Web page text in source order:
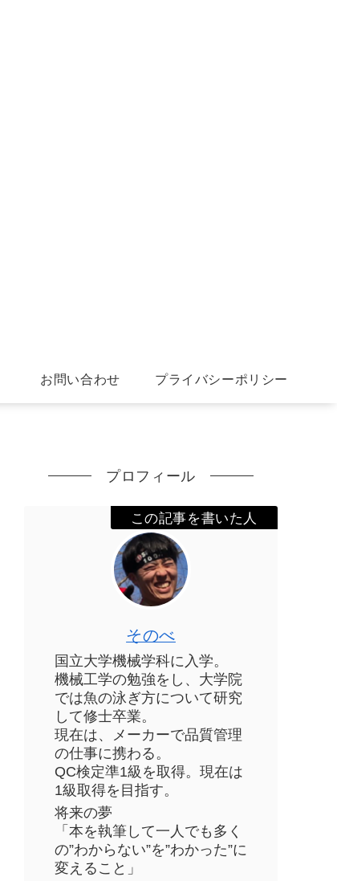
お問い合わせ プライバシーポリシー
プロフィール
この記事を書いた人
そのべ
国立大学機械学科に入学。
機械工学の勉強をし、大学院
では魚の泳ぎ方について研究
して修士卒業。
現在は、メーカーで品質管理
の仕事に携わる。
QC検定準1級を取得。現在は
1級取得を目指す。
将来の夢
「本を執筆して一人でも多く
の”わからない”を”わかった”に
変えること」